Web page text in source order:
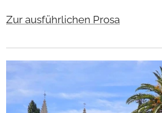
Zur ausführlichen Prosa